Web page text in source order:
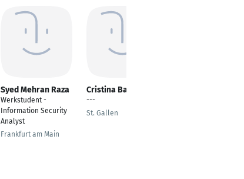
Syed Mehran Raza
Werkstudent -
Information Security
Analyst
Frankfurt am Main
Cristina Barjovanu
---
St. Gallen